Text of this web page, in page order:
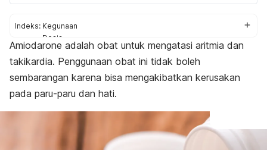
Indeks: Kegunaan
Dosis
Aturan pakai
Efek samping
Peringatan dan perhatian
Efek pada ibu hamil dan menyusui
Interaksi obat
Amiodarone adalah obat untuk mengatasi aritmia dan
takikardia. Penggunaan obat ini tidak boleh
sembarangan karena bisa mengakibatkan kerusakan
pada paru-paru dan hati.